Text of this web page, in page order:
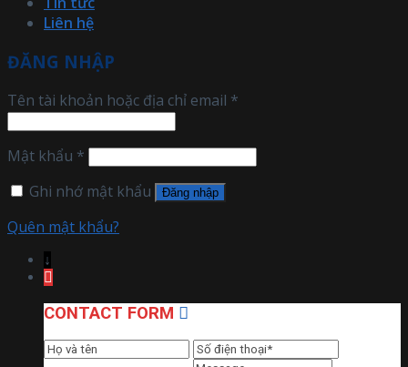
Liên hệ
ĐĂNG NHẬP
Tên tài khoản hoặc địa chỉ email *
Mật khẩu *
Ghi nhớ mật khẩu
Đăng nhập
Quên mật khẩu?
↓
CONTACT FORM